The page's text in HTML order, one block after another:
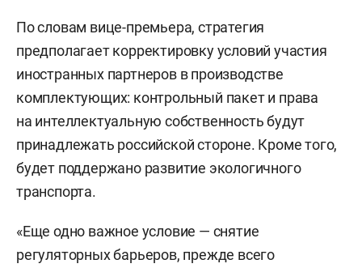
По словам вице-премьера, стратегия
предполагает корректировку условий участия
иностранных партнеров в производстве
комплектующих: контрольный пакет и права
на интеллектуальную собственность будут
принадлежать российской стороне. Кроме того,
будет поддержано развитие экологичного
транспорта.
«Еще одно важное условие — снятие
регуляторных барьеров, прежде всего